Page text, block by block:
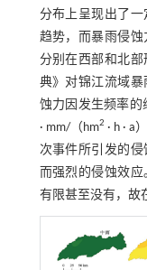
分布上呈现出了
趋势，而暴雨侵蚀
分别在西部和北
典》对锦江流域
蚀力因发生频率的
· mm/（hm2 · h ·
次事件所引发的
而强烈的侵蚀效
有限甚至没有，故